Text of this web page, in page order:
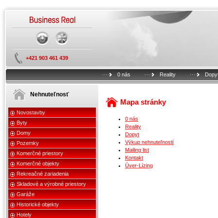
+421 903 461 439
0 nás Reality
Nehnuteľnosť
Novostavby
Byty
Domy
Pozemky
Komerčné priestory
Komerčné objekty
Rekreačné zariadenia
Skladové a výrobné priestory
Garáže
Historické objekty
Hotely
Mapa stránky
0 nás
Reality
Dopyt
Výkup nehnuteľností
Mailing list
Kontakt
Úver-Lízing